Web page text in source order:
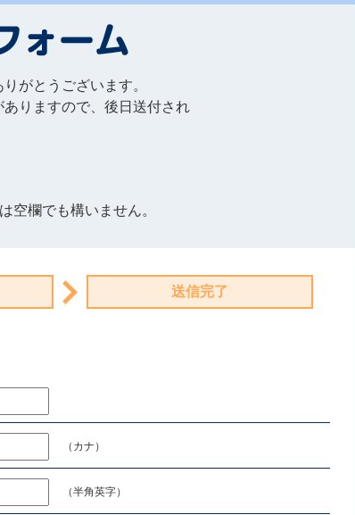
がとうございます。
りますので、後日送付され
空欄でも構いません。
（カナ）
（半角英字）